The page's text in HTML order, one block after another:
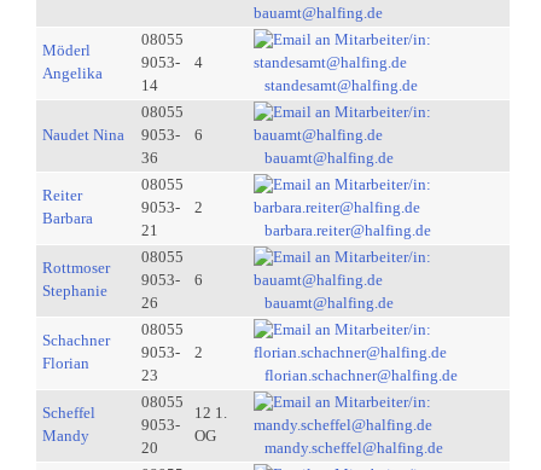
bauamt@halfing.de
Möderl
Angelika
08055
9053-
14
4
standesamt@halfing.de
Naudet Nina
08055
9053-
36
6
bauamt@halfing.de
Reiter
Barbara
08055
9053-
21
2
barbara.reiter@halfing.de
Rottmoser
Stephanie
08055
9053-
26
6
bauamt@halfing.de
Schachner
Florian
08055
9053-
23
2
florian.schachner@halfing.de
Scheffel
Mandy
08055
9053-
20
12 1.
OG
mandy.scheffel@halfing.de